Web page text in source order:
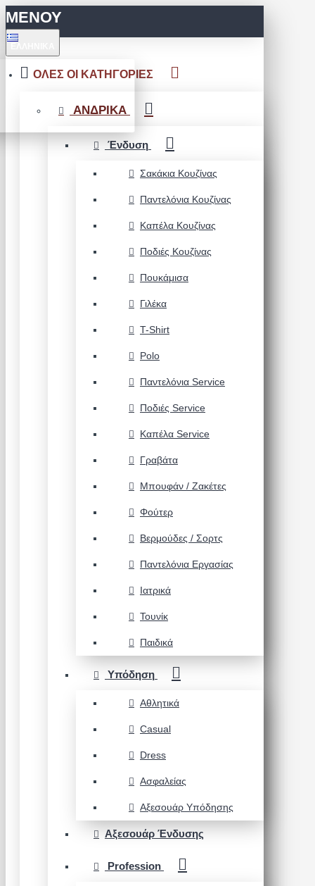
ΜΕΝΟΥ
ΟΛΕΣ ΟΙ ΚΑΤΗΓΟΡΙΕΣ
ΑΝΔΡΙΚΑ
Ένδυση
Σακάκια Κουζίνας
Παντελόνια Κουζίνας
Καπέλα Κουζίνας
Ποδιές Κουζίνας
Πουκάμισα
Γιλέκα
T-Shirt
Polo
Παντελόνια Service
Ποδιές Service
Καπέλα Service
Γραβάτα
Μπουφάν / Ζακέτες
Φούτερ
Βερμούδες / Σορτς
Παντελόνια Εργασίας
Ιατρικά
Τουνίκ
Παιδικά
Υπόδηση
Αθλητικά
Casual
Dress
Ασφαλείας
Αξεσουάρ Υπόδησης
Αξεσουάρ Ένδυσης
Profession